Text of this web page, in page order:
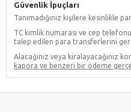
Güvenlik İpuçları
Tanımadığınız kişilere kesinlikle
TC kimlik numarası ve cep telefonu
talep edilen para transferlerini
Alacağınız veya kiralayacağınız
kapora ve benzeri bir ödeme